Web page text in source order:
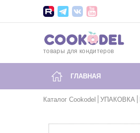
товары для кондитеров
ГЛАВНАЯ
Каталог Cookodel УПАКОВКА